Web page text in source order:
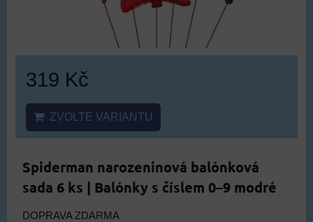
319 Kč
ZVOLTE VARIANTU
Spiderman narozeninová balónková
sada 6 ks | Balónky s číslem 0–9 modré
DOPRAVA ZDARMA